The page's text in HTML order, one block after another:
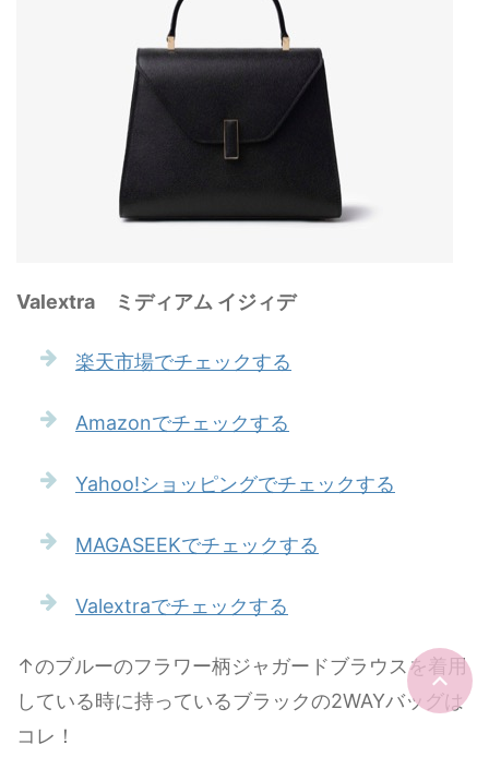
Valextra ミディアム イジィデ
楽天市場でチェックする
Amazonでチェックする
Yahoo!ショッピングでチェックする
MAGASEEKでチェックする
Valextraでチェックする
↑のブルーのフラワー柄ジャガードブラウスを着用
している時に持っているブラックの2WAYバッグは
コレ！